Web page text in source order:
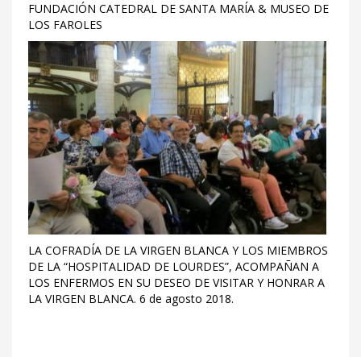
FUNDACIÓN CATEDRAL DE SANTA MARÍA & MUSEO DE
LOS FAROLES
LA COFRADÍA DE LA VIRGEN BLANCA Y LOS MIEMBROS
DE LA “HOSPITALIDAD DE LOURDES”, ACOMPAÑAN A
LOS ENFERMOS EN SU DESEO DE VISITAR Y HONRAR A
LA VIRGEN BLANCA. 6 de agosto 2018.